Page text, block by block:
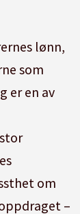
lønn,
som
er en av
om
–